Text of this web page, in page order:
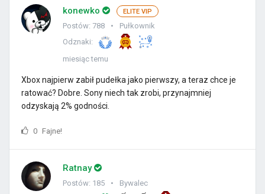
konewko ELITE VIP
Postów: 788
Pułkownik
Odznaki:
miesiąc temu
Xbox najpierw zabił pudełka jako pierwszy, a teraz chce je
ratować? Dobre. Sony niech tak zrobi, przynajmniej
odzyskają 2% godności.
0 Fajne!
Ratnay
Postów: 185
Bywalec